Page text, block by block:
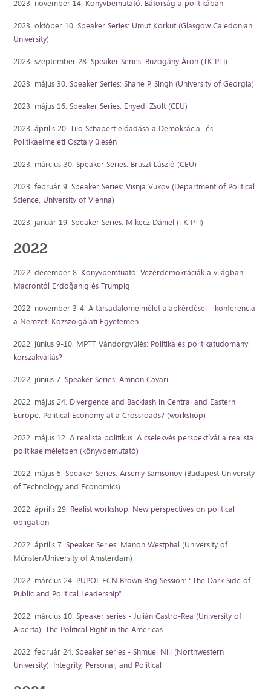
2023. november 14. Könyvbemutató: Bátorság a politikában
2023. október 10.Speaker Series: Umut Korkut (Glasgow Caledonian
University)
2023. szeptember 28.Speaker Series: Buzogány Áron (TK PTI)
2023. május 30.Speaker Series: Shane P. Singh (University of Georgia)
2023. május 16.Speaker Series: Enyedi Zsolt (CEU)
2023. április 20.Tilo Schabert előadása a Demokrácia- és
Politikaelméleti Osztály ülésén
2023. március 30.Speaker Series: Bruszt László (CEU)
2023. február 9.Speaker Series: Visnja Vukov (Department of Political
Science, University of Vienna)
2023. január 19.Speaker Series: Mikecz Dániel (TK PTI)
2022
2022. december 8. Könyvbemtuató: Vezérdemokráciák a világban:
Macrontól Erdoğanig és Trumpig
2022. november 3-4.A társadalomelmélet alapkérdései - konferencia
a Nemzeti Közszolgálati Egyetemen
2022. június 9-10. MPTT Vándorgyűlés: Politika és politikatudomány:
korszakváltás?
2022. június 7.Speaker Series: Amnon Cavari
2022. május 24. Divergence and Backlash in Central and Eastern
Europe: Political Economy at a Crossroads? (workshop)
2022. május 12.A realista politikus. A cselekvés perspektívái a realista
politikaelméletben (könyvbemutató)
2022. május 5.Speaker Series: Arseniy Samsonov (Budapest University
of Technology and Economics)
2022. április 29. Realist workshop: New perspectives on political
obligation
2022. április 7.Speaker Series: Manon Westphal (University of
Münster/University of Amsterdam)
2022. március 24. PUPOL ECN Brown Bag Session: “The Dark Side of
Public and Political Leadership”
2022. március 10.Speaker series - Julián Castro-Rea (University of
Alberta): The Political Right in the Americas
2022. február 24.Speaker series - Shmuel Nili (Northwestern
University): Integrity, Personal, and Political